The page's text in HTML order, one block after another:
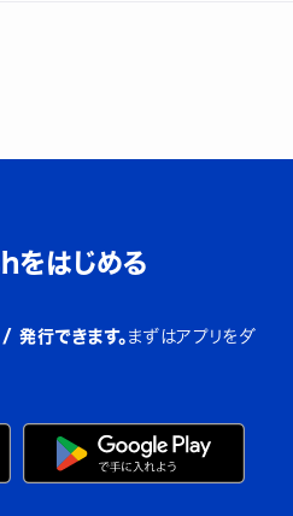
をはじめる
発行できます。 まずはアプリをダ